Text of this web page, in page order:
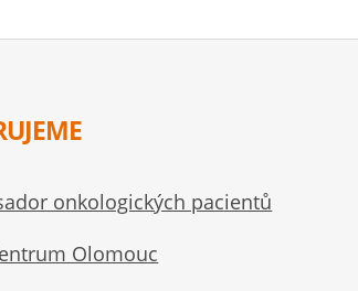
onkologických pacientů
Olomouc